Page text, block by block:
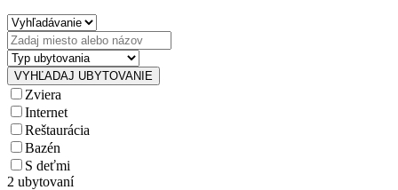
Zviera
Internet
Reštaurácia
Bazén
S deťmi
2 ubytovaní